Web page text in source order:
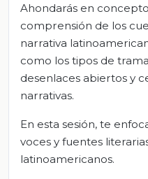
Ahondarás en
comprensión de los
narrativa
como los tipos de
desenlaces abiertos y
narrativas.
En esta sesión, te
voces y fuentes
latinoamericanos.